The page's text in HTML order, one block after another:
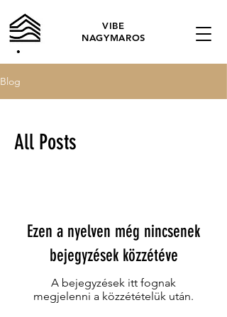
VIBE
NAGYMAROS
Blog
All Posts
Ezen a nyelven még nincsenek
bejegyzések közzétéve
A bejegyzések itt fognak
megjelenni a közzétételük után.